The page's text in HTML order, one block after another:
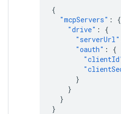
{
"mcpServers" :
{
"drive" :
{
"serverUrl"
"oauth" :
{
}
}
}
}